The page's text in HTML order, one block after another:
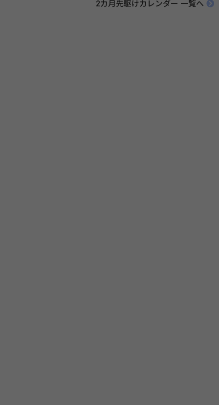
伝えたい！薬との付き合い方」（保健指導リソースガイド）
2カ月先駆けカレンダー 一覧へ